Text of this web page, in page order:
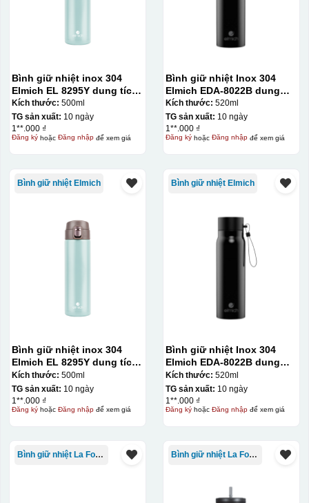
Bình giữ nhiệt inox 304
Elmich EL 8295Y dung tích
500ml
Kích thước: 500ml
TG sản xuất: 10 ngày
1**.000 ₫
Đăng kýhoặc Đăng nhậpđể xem giá
Bình giữ nhiệt Inox 304
Elmich EDA-8022B dung
tích 520ml
Kích thước: 520ml
TG sản xuất: 10 ngày
1**.000 ₫
Đăng kýhoặc Đăng nhậpđể xem giá
Bình giữ nhiệt Elmich
Bình giữ nhiệt inox 304
Elmich EL 8295Y dung tích
500ml
Kích thước: 500ml
TG sản xuất: 10 ngày
1**.000 ₫
Đăng kýhoặc Đăng nhậpđể xem giá
Bình giữ nhiệt Elmich
Bình giữ nhiệt Inox 304
Elmich EDA-8022B dung
tích 520ml
Kích thước: 520ml
TG sản xuất: 10 ngày
1**.000 ₫
Đăng kýhoặc Đăng nhậpđể xem giá
Bình giữ nhiệt La Fonte Bình giữ nhiệt La Fonte